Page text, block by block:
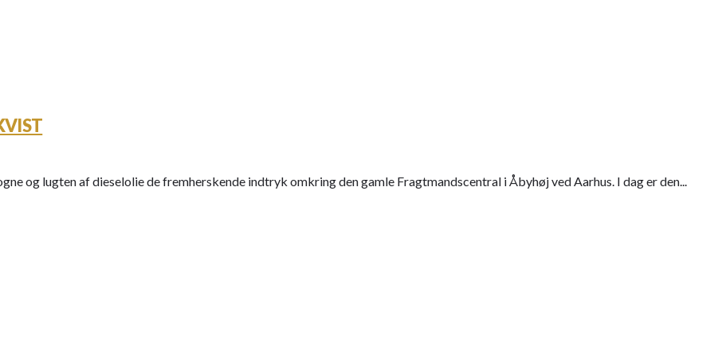
og lugten af dieselolie de fremherskende indtryk omkring den gamle Fragtmandscentral i Åbyhøj ved Aarhus. I dag er den...